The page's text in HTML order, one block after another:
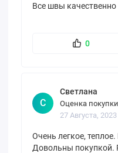
Все швы
0
С
Светлана
Оценка
27 Августа, 2023
Очень легкое,
Довольны покупкой.